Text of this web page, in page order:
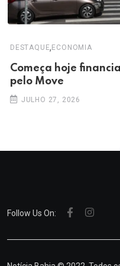
DESTAQUE, ECONOMIA
Começa hoje
pelo Move
JULHO 27, 2026
Follow Us On: